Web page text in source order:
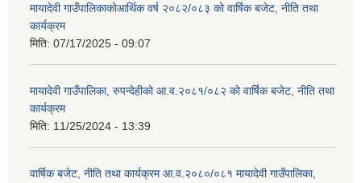
मायादेवी गाउँपालिकाकोआर्थिक वर्ष २०८२/०८३ को वार्षिक बजेट, नीति तथा
कार्यक्रम
मिति: 07/17/2025 - 09:07
मायादेवी गाउँपालिका, रुपन्देहीको आ.व.२०८१/०८२ को वार्षिक बजेट, नीति तथा
कार्यक्रम
मिति: 11/25/2024 - 13:39
वार्षिक बजेट, नीति तथा कार्यक्रम आ.व.२०८०/०८१ मायादेवी गाउँपालिका,